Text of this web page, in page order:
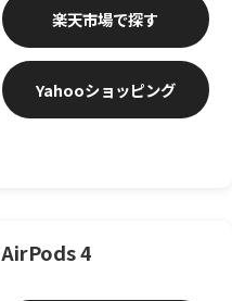
楽天市場
Yahooショッピング
AirPods 4